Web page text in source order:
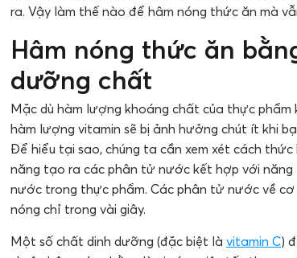
ra. Vậy làm thế nào để hâm nóng thức ăn mà
Hâm nóng thức ăn
dưỡng chất
Mặc dù hàm lượng khoáng chất của thực phẩm
hàm lượng vitamin sẽ bị ảnh hưởng chút ít khi
Để hiểu tại sao, chúng ta cần xem xét cách
năng tạo ra các phân tử nước kết hợp với
nước trong thực phẩm. Các phân tử nước về
nóng chỉ trong vài giây.
Một số chất dinh dưỡng (đặc biệt là vitamin C)